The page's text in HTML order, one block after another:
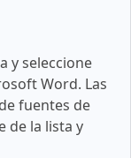
y seleccione
Word. Las
fuentes de
de la lista y